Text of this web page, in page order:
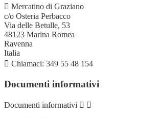
 Mercatino di Graziano
c/o Osteria Perbacco
Via delle Betulle, 53
48123 Marina Romea
Ravenna
Italia
 Chiamaci: 349 55 48 154
Documenti informativi
Documenti informativi  